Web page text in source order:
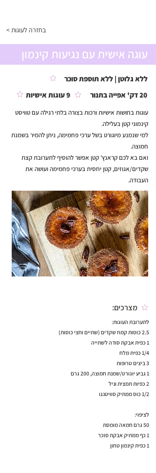
< בחזרה לעוגות
עוגה אישית עם נגיעות קינמון
20 דק' אפייה בתנור 9 עוגות אישיות
ללא גלוטן | ללא תוספת סוכר
עוגות בחושות אישיות ורכות בצורה בלתי רגילה עם טוויסט
קינמוני קטן בעלילה.
למי שנמנע מיוגורט בשל ערכי פחמימה, ניתן להמיר בשמנת
חמוצה.
ואם בא לכם קראנץ' קטן אפשר להוסיף לתערובת קצת
שקדים/אגוזים, קטן יחסית בערכי פחמימה ועושה את
העבודה.
מצרכים:
לתערובת העוגות:
2.5 כוסות קמח שקדים (שתיים וחצי כוסות)
1 כפית אבקת סודה לשתייה
1/4 כפית מלח
3 ביצים טרופות
1 גביע יוגורט/שמנת חמוצה, 200 גרם
2 כפיות תמצית וניל
1/2 כוס ממתיק סוויטנגו
לציפוי:
50 גרם חמאה מומסת
1 כף ממתיק אבקת סוכר
1 כפית קינמון טחון